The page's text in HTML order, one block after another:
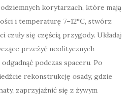
korytarzach, które mają
i temperaturę 7–12°C, stwórz
czuły się częścią przygody. Układaj
przeżyć neolitycznych
podczas spaceru. Po
rekonstrukcję osady, gdzie
zaprzyjaźnić się z żywym